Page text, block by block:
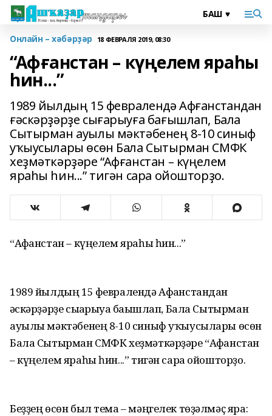
Онлайн – хәбәрҙәр 18 ФЕВРАЛЯ 2019, 08:30
“Афғанстан – күңелем яраһы
һин...”
1989 йылдың 15 февралендә Афғанстандан
ғәскәрҙәрҙе сығарыуға бағышлап, Бала
Сытырман ауылы мәктәбенең 8-10 синыф
уҡыусылары өсөн Бала Сытырман СМФК
хеҙмәткәрҙәре “Афғанстан – күңелем
яраһы һин...” тигән сара ойошторҙо.
“Афғанстан – күңелем яраһы һин...”
1989 йылдың 15 февралендә Афғанстандан
ғәскәрҙәрҙе сығарыуға бағышлап, Бала Сытырман
ауылы мәктәбенең 8-10 синыф уҡыусылары өсөн
Бала Сытырман СМФК хеҙмәткәрҙәре “Афғанстан
– күңелем яраһы һин...” тигән сара ойошторҙо.
Беҙҙең өсөн был тема – мәңгелек төҙәлмәҫ яра: